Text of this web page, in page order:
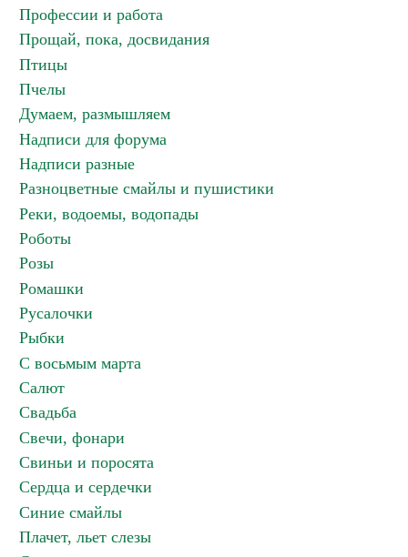
Профессии и работа
Прощай, пока, досвидания
Птицы
Пчелы
Думаем, размышляем
Надписи для форума
Надписи разные
Разноцветные смайлы и пушистики
Реки, водоемы, водопады
Роботы
Розы
Ромашки
Русалочки
Рыбки
С восьмым марта
Салют
Свадьба
Свечи, фонари
Свиньи и поросята
Сердца и сердечки
Синие смайлы
Плачет, льет слезы